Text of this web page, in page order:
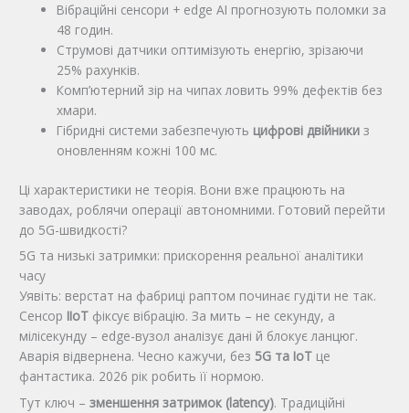
Вібраційні сенсори + edge AI прогнозують поломки за
48 годин.
Струмові датчики оптимізують енергію, зрізаючи
25% рахунків.
Комп’ютерний зір на чипах ловить 99% дефектів без
хмари.
Гібридні системи забезпечують цифрові двійники з
оновленням кожні 100 мс.
Ці характеристики не теорія. Вони вже працюють на
заводах, роблячи операції автономними. Готовий перейти
до 5G-швидкості?
5G та низькі затримки: прискорення реальної аналітики
часу
Уявіть: верстат на фабриці раптом починає гудіти не так.
Сенсор IIoT фіксує вібрацію. За мить – не секунду, а
мілісекунду – edge-вузол аналізує дані й блокує ланцюг.
Аварія відвернена. Чесно кажучи, без 5G та IoT це
фантастика. 2026 рік робить її нормою.
Тут ключ –зменшення затримок (latency). Традиційні